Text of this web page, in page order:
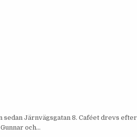
sedan Järnvägsgatan 8. Caféet drevs efter
och…